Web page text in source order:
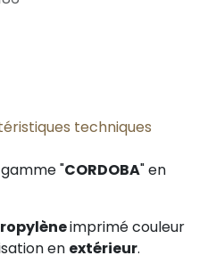
techniques
"CORDOBA" en
imprimé couleur
en extérieur.